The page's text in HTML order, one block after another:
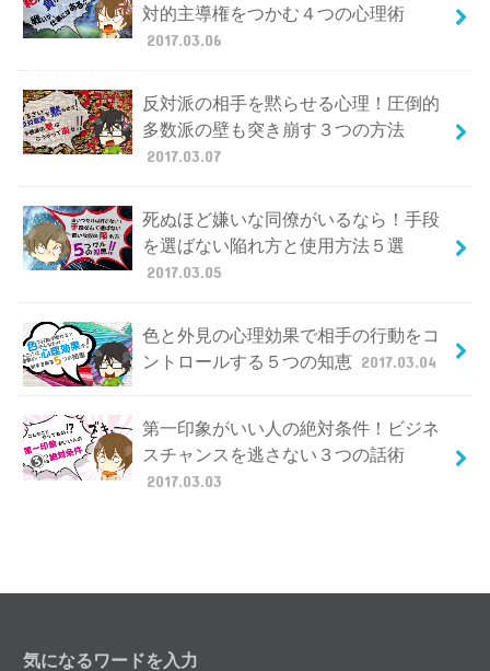
対的主導権をつかむ４つの心理術
2017.03.06
反対派の相手を黙らせる心理！圧倒的
多数派の壁も突き崩す３つの方法
2017.03.07
死ぬほど嫌いな同僚がいるなら！手段
を選ばない陥れ方と使用方法５選
2017.03.05
色と外見の心理効果で相手の行動をコ
ントロールする５つの知恵 2017.03.04
第一印象がいい人の絶対条件！ビジネ
スチャンスを逃さない３つの話術
2017.03.03
気になるワードを入力